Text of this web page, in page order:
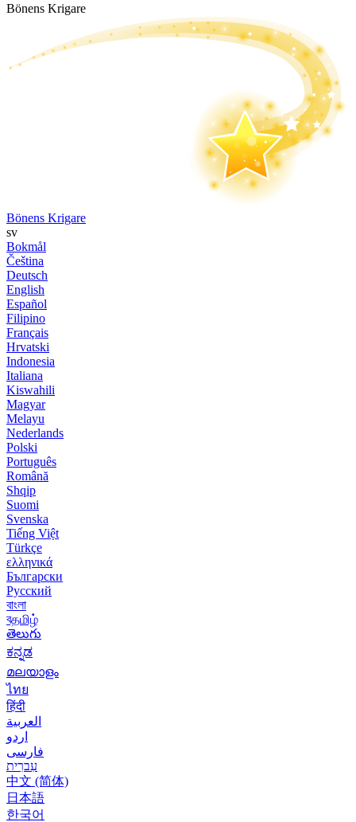
Bönens Krigare
Bönens Krigare
sv
Bokmål
Čeština
Deutsch
English
Español
Filipino
Français
Hrvatski
Indonesia
Italiana
Kiswahili
Magyar
Melayu
Nederlands
Polski
Português
Română
Shqip
Suomi
Svenska
Tiếng Việt
Türkçe
ελληνικά
Български
Русский
বাংলা
বதமிழ்
తెలుగు
ಕನ್ನಡ
മലയാളം
ไทย
हिंदी
العربية
اردو
فارسی
עִברִית
中文 (简体)
日本語
한국어